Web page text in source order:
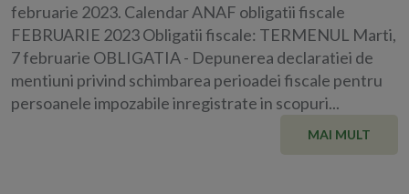
februarie 2023. Calendar ANAF obligatii fiscale
FEBRUARIE 2023 Obligatii fiscale: TERMENUL Marti,
7 februarie OBLIGATIA - Depunerea declaratiei de
mentiuni privind schimbarea perioadei fiscale pentru
persoanele impozabile inregistrate in scopuri...
MAI MULT